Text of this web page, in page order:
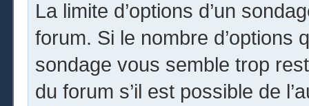
La limite d’options d’un
forum. Si le nombre d’options
sondage vous semble trop
du forum s’il est possible de